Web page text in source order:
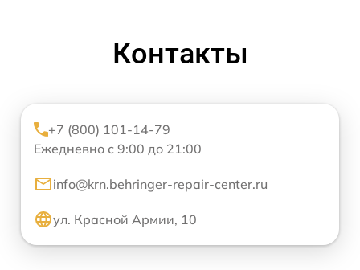
Контакты
+7 (800) 101-14-79
Ежедневно с 9:00 до 21:00
info@krn.behringer-repair-center.ru
ул. Красной Армии, 10